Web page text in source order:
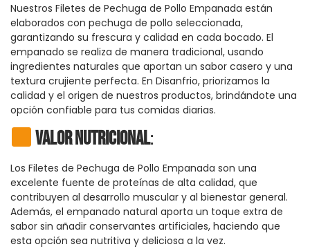
Nuestros Filetes de Pechuga de Pollo Empanada están
elaborados con pechuga de pollo seleccionada,
garantizando su frescura y calidad en cada bocado. El
empanado se realiza de manera tradicional, usando
ingredientes naturales que aportan un sabor casero y una
textura crujiente perfecta. En Disanfrio, priorizamos la
calidad y el origen de nuestros productos, brindándote una
opción confiable para tus comidas diarias.
Valor Nutricional:
Los Filetes de Pechuga de Pollo Empanada son una
excelente fuente de proteínas de alta calidad, que
contribuyen al desarrollo muscular y al bienestar general.
Además, el empanado natural aporta un toque extra de
sabor sin añadir conservantes artificiales, haciendo que
esta opción sea nutritiva y deliciosa a la vez.